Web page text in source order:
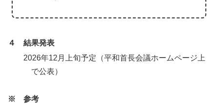
４ 結果発表
2026年12月上旬予定（平和首長会議ホームページ上
で公表）
※ 参考